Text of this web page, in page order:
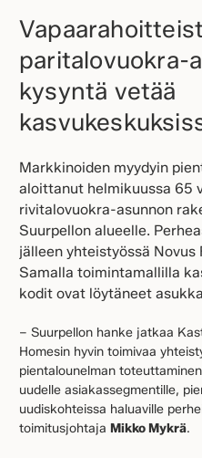
paritalovuokra-
kysyntä vetää
Markkinoiden myydyin
aloittanut helmikuussa 65
rivitalovuokra-asunnon
Suurpellon alueelle.
jälleen yhteistyössä Novus
Samalla toimintamallilla
kodit ovat löytäneet
– Suurpellon hanke jatkaa
Homesin hyvin toimivaa
pientalounelman
uudelle asiakassegmentille,
uudiskohteissa haluaville
toimitusjohtaja Mikko Mykrä.